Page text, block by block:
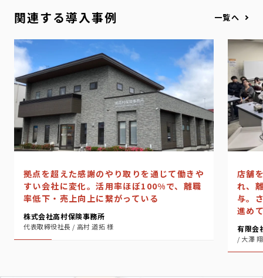
関連する導入事例 一覧へ
拠点を超えた感謝のやり取りを通じて働きや
すい会社に変化。活用率ほぼ100%で、離職
率低下・売上向上に繋がっている
株式会社高村保険事務所
代表取締役社長 / 高村 道拓 様
店舗
れ、
与。
進め
有限会
/ 大澤